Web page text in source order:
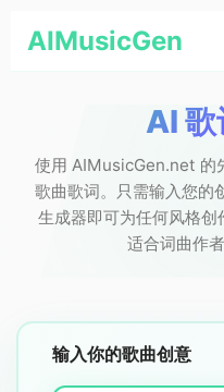
AIMusicGen
AI
使用 AIMusicGen.net 的
歌曲歌词。只需输入您
生成器即可为任何风格
适合词曲作
输入你的歌曲创意